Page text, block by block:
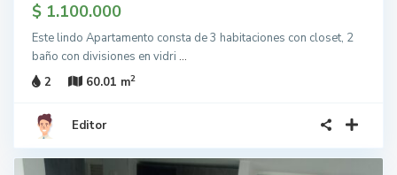
$ 1.100.000
Este lindo Apartamento consta de 3 habitaciones con closet, 2
baño con divisiones en vidri ...
2
60.01 m2
Editor